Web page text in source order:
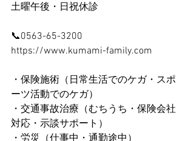
土曜午後・日祝休診
📞0563-65-3200
https://www.kumami-family.com
・保険施術（日常生活でのケガ・スポ
ーツ活動でのケガ）
・交通事故治療（むちうち・保険会社
対応・示談サポート）
・労災（仕事中・通勤途中）